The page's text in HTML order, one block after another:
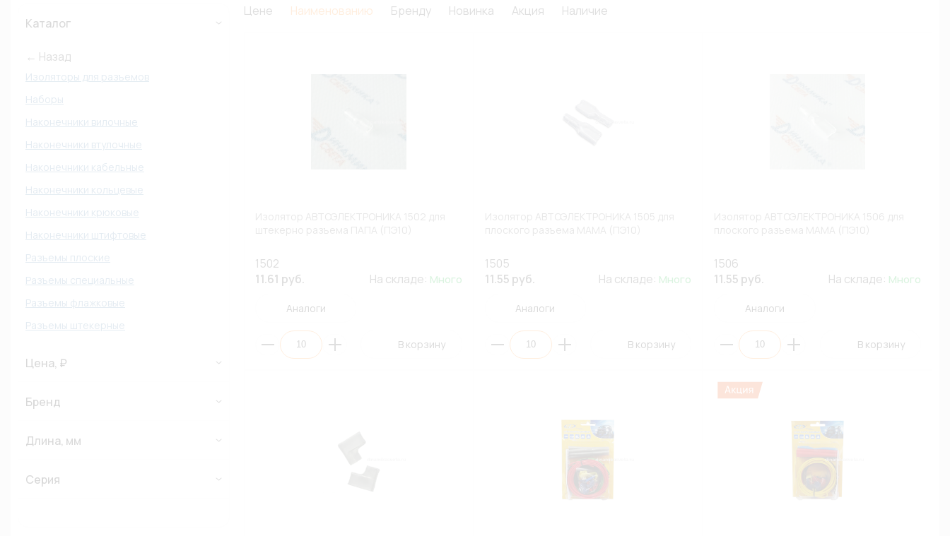
Каталог
← Назад
Изоляторы для разъемов
Наборы
Наконечники вилочные
Наконечники втулочные
Наконечники кабельные
Наконечники кольцевые
Наконечники крюковые
Наконечники штифтовые
Разъемы плоские
Разъемы специальные
Разъемы флажковые
Разъемы штекерные
Цена, ₽
Бренд
Длина, мм
Серия
Цене Наименованию Бренду Новинка Акция Наличие
1502
11.61 руб.
На складе: Много
Аналоги
В корзину
1505
11.55 руб.
На складе: Много
Аналоги
В корзину
1506
11.55 руб.
На складе: Много
Аналоги
В корзину